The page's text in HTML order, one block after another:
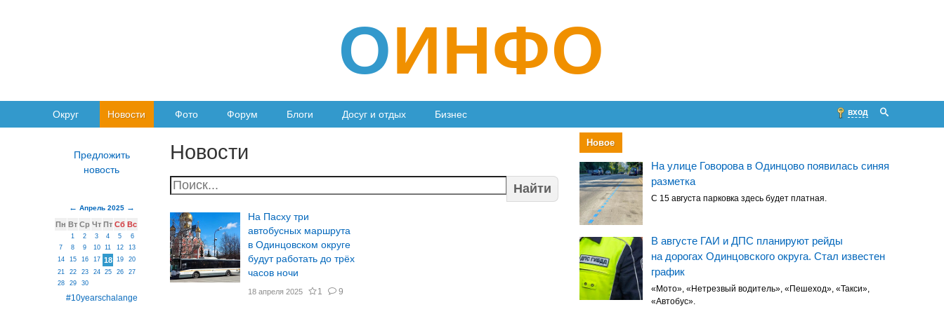
ОИНФО
Округ Новости Фото Форум Блоги Досуг и отдых Бизнес вход
Новости
Найти
На Пасху три
автобусных маршрута
в Одинцовском округе
будут работать до трёх
часов ночи
18 апреля 2025 1 9
Апрель 2025
Пн Вт Ср Чт Пт Сб Вс
1 2 3 4 5
6
7
8 9 10 11 12
13
14
15 16 17 18 19
20
21
22 23 24 25 26
27
28
29 30
#10yearschalange
Новое
На улице Говорова в Одинцово появилась синяя
разметка
С 15 августа парковка здесь будет платная.
В августе ГАИ и ДПС планируют рейды
на дорогах Одинцовского округа. Стал известен
график
«Мото», «Нетрезвый водитель», «Пешеход», «Такси»,
«Автобус».